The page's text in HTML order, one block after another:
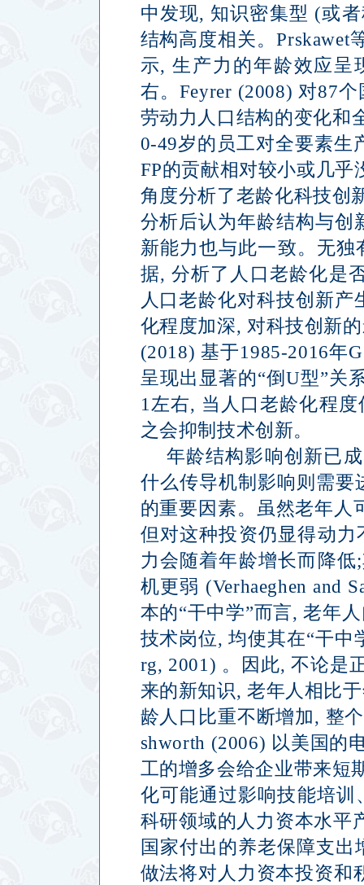
中发现, 知识密集型 (或
结构高度相关。Prskawet
示, 生产力的年龄效应呈
右。 Feyrer (2008) 对87个
劳动力人口结构的变化和
0-49岁的员工对全要素生
FP的贡献相对较小或几乎
角度分析了老龄化科技创
分析后认为年龄结构与创
新能力也与此一致。无独
据, 分析了人口老龄化是
人口老龄化对科技创新产
化程度加深, 对科技创新
(2018) 基于1985-2016年
呈现出显著的“倒 U型”关
1 左右, 当人口老龄化程
之会抑制技术创新。
年龄结构影响创新已
什么传导机制影响则需要
的重要因素。虽然老年人
但对这种投资仍显得动
力会随着年龄增长而降低;
机更弱 (Verhaeghen and
本的“干中学”而言,老年
技术岗位,均使其在“干中
rg, 2001) 。因此,不论是
来的新知识, 老年人相比
龄人口比重不断增加, 整
shworth (2006) 以美国的
工的增多会给企业带来短
化可能通过影响技能培
科研领域的人力资本水平
国家付出的养老保障支出
做法将对人力资本投资和